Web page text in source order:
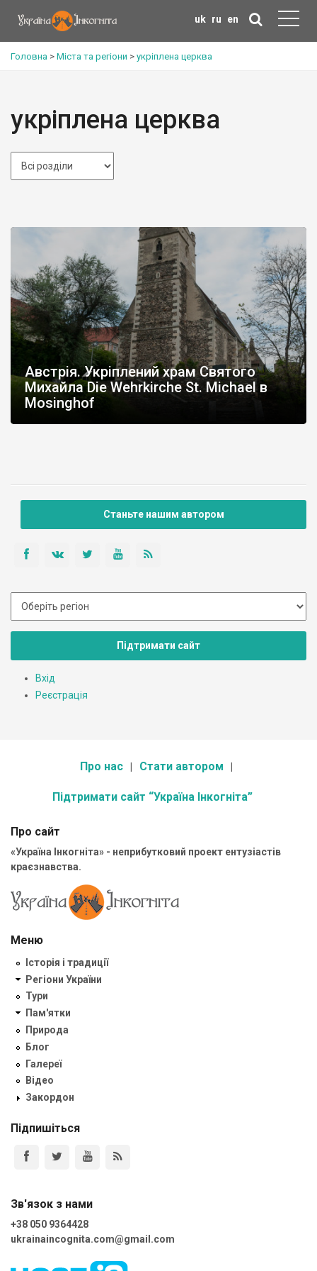
uk ru en
Головна > Міста та регіони > укріплена церква
укріплена церква
Австрія. Укріплений храм Святого
Михайла Die Wehrkirche St. Michael в
Mosinghof
Станьте нашим автором
Підтримати сайт
Вхід
Реєстрація
Про нас Стати автором
Підтримати сайт “Україна Інкогніта”
Про сайт
«Україна Інкогніта» - неприбутковий проект ентузіастів
краєзнавства.
Меню
Історія і традиції
Регіони України
Тури
Пам'ятки
Природа
Блог
Галереї
Відео
Закордон
Підпишіться
Зв'язок з нами
+38 050 9364428
ukrainaincognita.com@gmail.com